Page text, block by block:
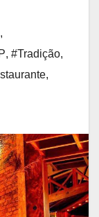
,
, #Tradição,
,